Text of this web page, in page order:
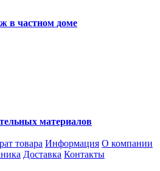
в частном доме
материалов
товара Информация О компании
Доставка Контакты